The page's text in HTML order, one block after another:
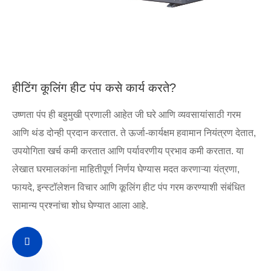
हीटिंग कूलिंग हीट पंप कसे कार्य करते?
उष्णता पंप ही बहुमुखी प्रणाली आहेत जी घरे आणि व्यवसायांसाठी गरम
आणि थंड दोन्ही प्रदान करतात. ते ऊर्जा-कार्यक्षम हवामान नियंत्रण देतात,
उपयोगिता खर्च कमी करतात आणि पर्यावरणीय प्रभाव कमी करतात. या
लेखात घरमालकांना माहितीपूर्ण निर्णय घेण्यास मदत करणाऱ्या यंत्रणा,
फायदे, इन्स्टॉलेशन विचार आणि कूलिंग हीट पंप गरम करण्याशी संबंधित
सामान्य प्रश्नांचा शोध घेण्यात आला आहे.
